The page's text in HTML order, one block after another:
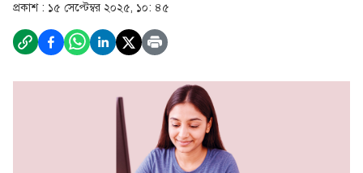
প্রকাশ : ১৫ সেপ্টেম্বর ২০২৫, ১০: ৪৫